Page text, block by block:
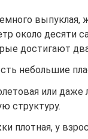
около десяти
достигают
небольшие
или даже
структуру.
плотная, у